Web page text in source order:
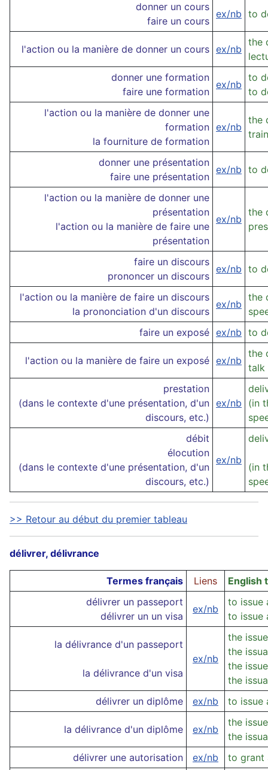
donner un cours
faire un cours
ex/nb to
l'action ou la manière de donner un cours ex/nb
the
donner une formation
faire une formation
ex/nb
to
to
l'action ou la manière de donner une
formation
la fourniture de formation
ex/nb
the
donner une présentation
faire une présentation
ex/nb to
l'action ou la manière de donner une
présentation
l'action ou la manière de faire une
présentation
ex/nb
the
faire un discours
prononcer un discours
ex/nb to
l'action ou la manière de faire un discours
la prononciation d'un discours
ex/nb
the
faire un exposé ex/nb to
l'action ou la manière de faire un exposé ex/nb
the
talk
prestation
(dans le contexte d'une présentation, d'un
discours, etc.)
ex/nb
(in
débit
élocution
(dans le contexte d'une présentation, d'un
discours, etc.)
ex/nb
(in
>> Retour au début du premier tableau
délivrer, délivrance
Termes français Liens
English
délivrer un passeport
délivrer un un visa
ex/nb
to issue
to issue
la délivrance d'un passeport
la délivrance d'un visa
ex/nb
the
the
the
the
délivrer un diplôme
ex/nb to issue
la délivrance d'un diplôme ex/nb
the
the
délivrer une autorisation
ex/nb to grant